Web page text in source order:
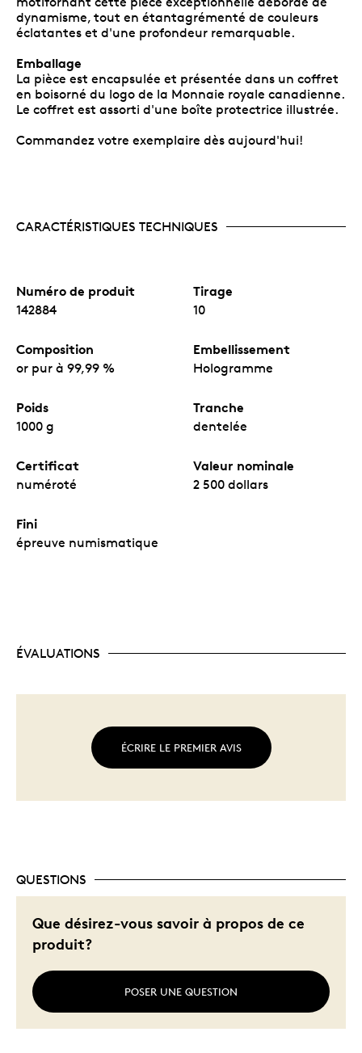
dynamisme, tout en étantagrémenté de couleurs
éclatantes et d'une profondeur remarquable.
Emballage
La pièce est encapsulée et présentée dans un coffret
en boisorné du logo de la Monnaie royale canadienne.
Le coffret est assorti d'une boîte protectrice illustrée.
Commandez votre exemplaire dès aujourd'hui!
CARACTÉRISTIQUES TECHNIQUES
Numéro de produit
142884
Tirage
10
Composition
or pur à 99,99 %
Embellissement
Hologramme
Poids
1000 g
Tranche
dentelée
Certificat
numéroté
Valeur nominale
2 500 dollars
Fini
épreuve numismatique
ÉVALUATIONS
ÉCRIRE LE PREMIER AVIS
QUESTIONS
Que désirez-vous savoir à propos de ce
produit?
POSER UNE QUESTION